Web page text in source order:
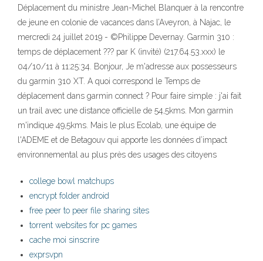
Déplacement du ministre Jean-Michel Blanquer à la rencontre
de jeune en colonie de vacances dans l’Aveyron, à Najac, le
mercredi 24 juillet 2019 - ©Philippe Devernay. Garmin 310 :
temps de déplacement ??? par K (invité) (217.64.53.xxx) le
04/10/11 à 11:25:34. Bonjour, Je m'adresse aux possesseurs
du garmin 310 XT. A quoi correspond le Temps de
déplacement dans garmin connect ? Pour faire simple : j'ai fait
un trail avec une distance officielle de 54,5kms. Mon garmin
m'indique 49,5kms. Mais le plus Ecolab, une équipe de
l'ADEME et de Betagouv qui apporte les données d’impact
environnemental au plus près des usages des citoyens
college bowl matchups
encrypt folder android
free peer to peer file sharing sites
torrent websites for pc games
cache moi sinscrire
exprsvpn